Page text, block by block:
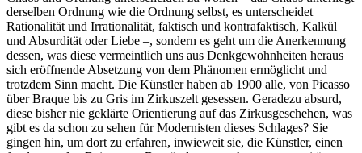
derselben Ordnung wie die Ordnung selbst, es unterscheidet
Rationalität und Irrationalität, faktisch und kontrafaktisch, Kalkül
und Absurdität oder Liebe –, sondern es geht um die Anerkennung
dessen, was diese vermeintlich uns aus Denkgewohnheiten heraus
sich eröffnende Absetzung von dem Phänomen ermöglicht und
trotzdem Sinn macht. Die Künstler haben ab 1900 alle, von Picasso
über Braque bis zu Gris im Zirkuszelt gesessen. Geradezu absurd,
diese bisher nie geklärte Orientierung auf das Zirkusgeschehen, was
gibt es da schon zu sehen für Modernisten dieses Schlages? Sie
gingen hin, um dort zu erfahren, inwieweit sie, die Künstler, einen